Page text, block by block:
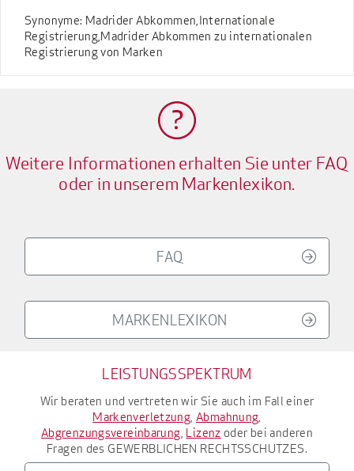
Synonyme: Madrider Abkommen,Internationale
Registrierung,Madrider Abkommen zu internationalen
Registrierung von Marken
Weitere Informationen erhalten Sie unter FAQ
oder in unserem Markenlexikon.
FAQ
MARKENLEXIKON
LEISTUNGSSPEKTRUM
Wir beraten und vertreten wir Sie auch im Fall einer
Markenverletzung,Abmahnung,
Abgrenzungsvereinbarung, Lizenz oder bei anderen
Fragen des GEWERBLICHEN RECHTSSCHUTZES.